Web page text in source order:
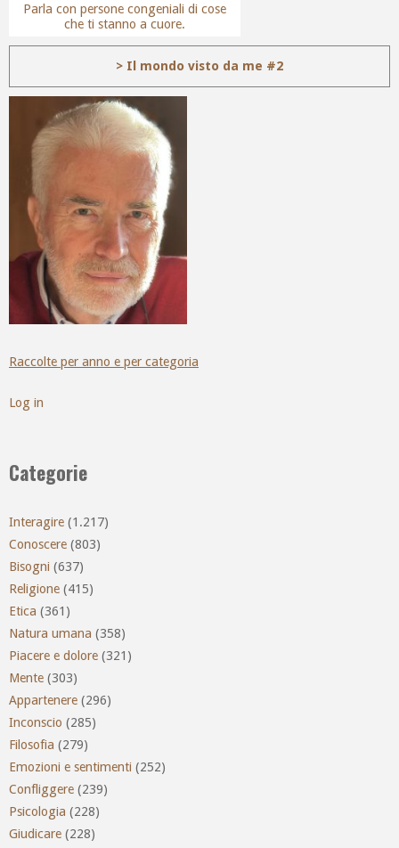
Parla con persone congeniali di cose
che ti stanno a cuore.
> Il mondo visto da me #2
Raccolte per anno e per categoria
Log in
Categorie
Interagire (1.217)
Conoscere (803)
Bisogni (637)
Religione (415)
Etica (361)
Natura umana (358)
Piacere e dolore (321)
Mente (303)
Appartenere (296)
Inconscio (285)
Filosofia (279)
Emozioni e sentimenti (252)
Confliggere (239)
Psicologia (228)
Giudicare (228)